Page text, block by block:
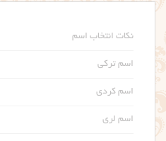
نکات انتخاب اسم
اسم ترکی
اسم کردی
اسم لری